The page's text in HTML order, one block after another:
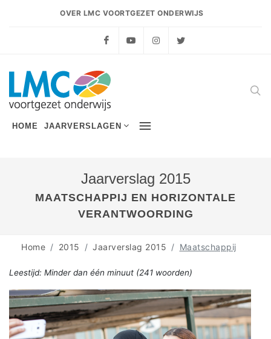
OVER LMC VOORTGEZET ONDERWIJS
FacebookYouTubeInstagram
HOME JAARVERSLAGEN
Jaarverslag 2015
MAATSCHAPPIJ EN HORIZONTALE
VERANTWOORDING
Home 2015 Jaarverslag 2015 Maatschappij
Leestijd: Minder dan één minuut (241 woorden)